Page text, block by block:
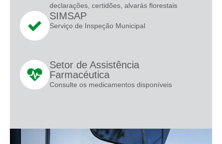
declarações, certidões, alvarás florestais
SIMSAP
Serviço de Inspeção Municipal
Setor de Assistência
Farmacéutica
Consulte os medicamentos disponíveis